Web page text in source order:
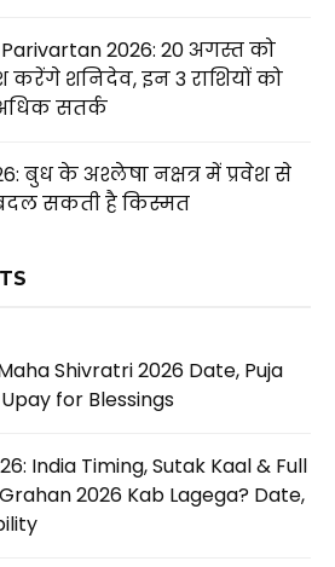
2026: 20 अगस्त को
करेंगे शनिदेव, इन 3 राशियों को
सतर्क
बुध के अश्लेषा नक्षत्र में प्रवेश से
सकती है किस्मत
Shivratri 2026 Date, Puja
for Blessings
India Timing, Sutak Kaal & Full
2026 Kab Lagega? Date,